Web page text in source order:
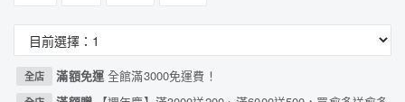
全店 滿額免運全館滿3000免運費！